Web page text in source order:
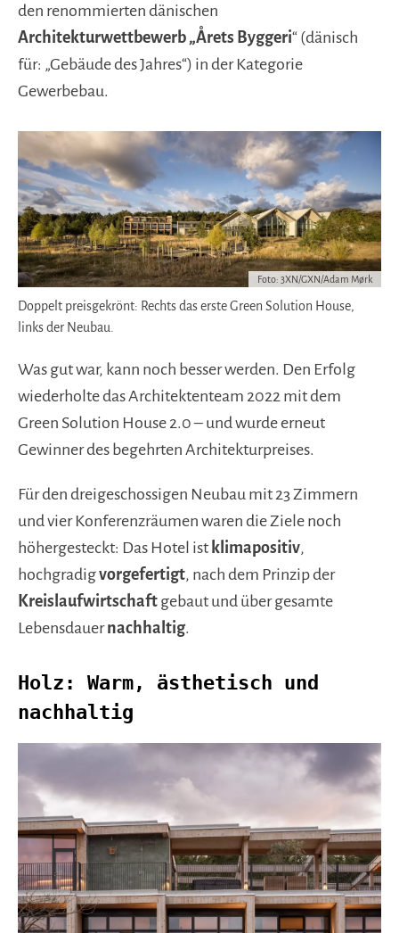
den renommierten dänischen
Architekturwettbewerb „Årets Byggeri“ (dänisch
für: „Gebäude des Jahres“) in der Kategorie
Gewerbebau.
Doppelt preisgekrönt: Rechts das erste Green Solution House,
links der Neubau.
Foto: 3XN/GXN/Adam Mørk
Was gut war, kann noch besser werden. Den Erfolg
wiederholte das Architektenteam 2022 mit dem
Green Solution House 2.0 – und wurde erneut
Gewinner des begehrten Architekturpreises.
Für den dreigeschossigen Neubau mit 23 Zimmern
und vier Konferenzräumen waren die Ziele noch
höhergesteckt: Das Hotel ist klimapositiv,
hochgradigvorgefertigt, nach dem Prinzip der
Kreislaufwirtschaft gebaut und über gesamte
Lebensdauernachhaltig.
Holz: Warm, ästhetisch und
nachhaltig